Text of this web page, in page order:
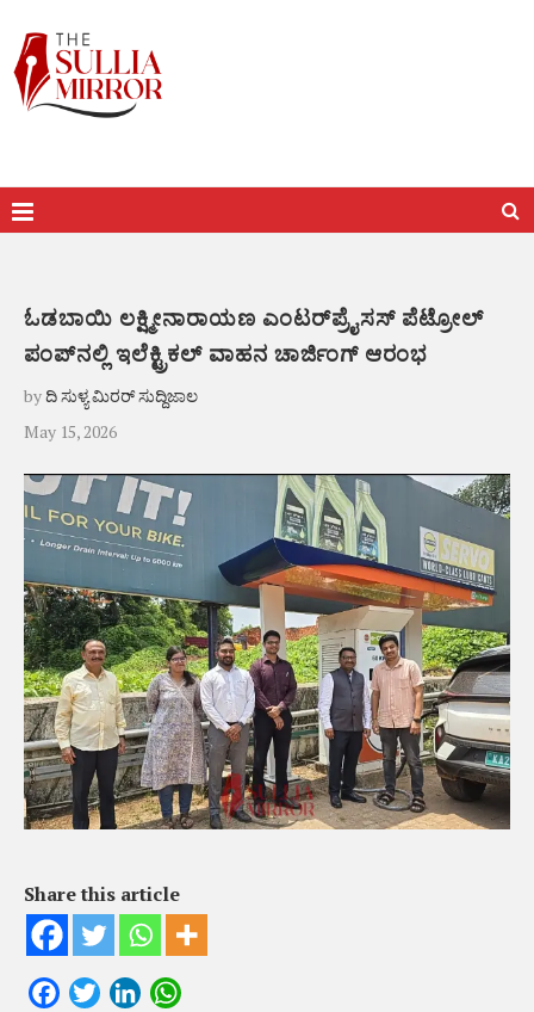
ಓಡಬಾಯಿ ಲಕ್ಷ್ಮೀನಾರಾಯಣ ಎಂಟರ್‌ಪ್ರೈಸಸ್ ಪೆಟ್ರೋಲ್
ಪಂಪ್‌ನಲ್ಲಿ ಇಲೆಕ್ಟ್ರಿಕಲ್ ವಾಹನ ಚಾರ್ಜಿಂಗ್ ಆರಂಭ
byದಿ ಸುಳ್ಯ ಮಿರರ್ ಸುದ್ದಿಜಾಲ
May 15, 2026
Share this article
FacebookTwitterLinkedIn